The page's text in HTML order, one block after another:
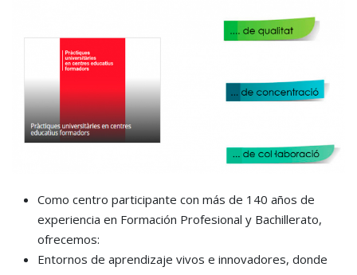
Como centro participante con más de 140 años de
experiencia en Formación Profesional y Bachillerato,
ofrecemos:
Entornos de aprendizaje vivos e innovadores, donde